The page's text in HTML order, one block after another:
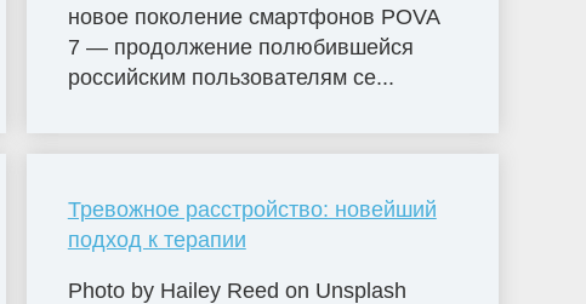
новое поколение смартфонов POVA
7 — продолжение полюбившейся
российским пользователям се...
Тревожное расстройство: новейший
подход к терапии
Photo by Hailey Reed on Unsplash